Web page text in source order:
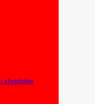
shredderi